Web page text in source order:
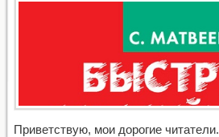
Приветствую, мои дорогие читатели.